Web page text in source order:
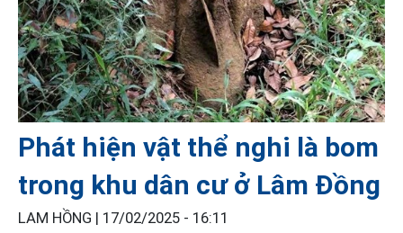
Phát hiện vật thể nghi là bom
trong khu dân cư ở Lâm Đồng
LAM HỒNG | 17/02/2025 - 16:11